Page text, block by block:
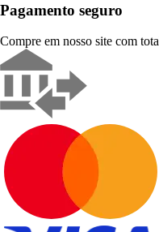
Pagamento seguro
Compre em nosso site com